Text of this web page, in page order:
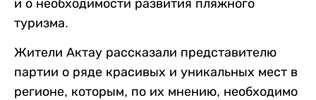
и о необходимости развития пляжного
туризма.
Жители Актау рассказали представителю
партии о ряде красивых и уникальных мест в
регионе, которым, по их мнению, необходимо